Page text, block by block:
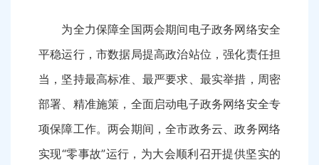
为全力保障全国两会期间电子政务网络安全
平稳运行，市数据局提高政治站位，强化责任担
当，坚持最高标准、最严要求、最实举措，周密
部署、精准施策，全面启动电子政务网络安全专
项保障工作。两会期间，全市政务云、政务网络
实现“零事故”运行，为大会顺利召开提供坚实的